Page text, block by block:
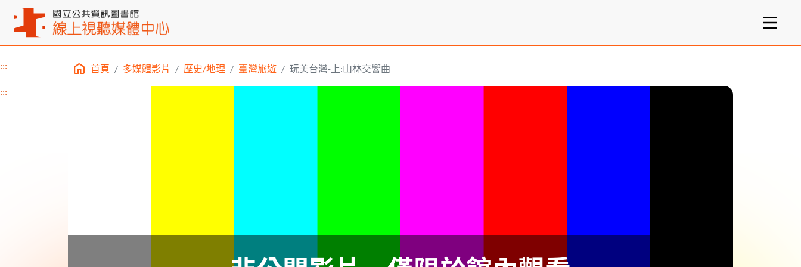
::: 首頁 多媒體影片 歷史/地理 臺灣旅遊 玩美台灣-上:山林交響曲
:::